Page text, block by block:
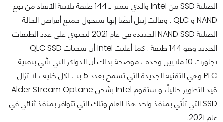
الصلبة SSD من Intel والذي يتميز بـ 144 طبقة ثلاثية الأبعاد من نوع
NAND و QLC . وقالت إنتل أيضًا إنها ستحول جميع أقراص الحالة
الصلبة NAND SSD الجديدة في عام 2021 لتحتوي على عدد الطبقات
الجديد وهو 144 طبقة . كما أعلنت Intel أن شحنات QLC SSD
تجاوزت 10 ملايين وحدة ، موضحة بذلك أن الذواكر التي تأتي بتقنية
PLC وهي التقنية الجديدة التي تسمح بعدد 5 بت لكل خلية ، لا تزال
قيد التطوير حالياً، و ستقوم Intel بشحن Alder Stream Optane
SSD التي تأتي بمنفذ واحد هذا العام وتلك التي تتوافر بمنفذ ثنائي في
عام 2021.